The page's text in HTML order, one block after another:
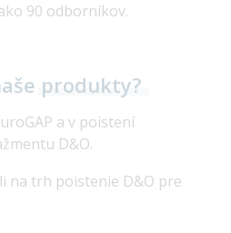
90 odborníkov.
produkty?
a v poistení
D&O.
na trh poistenie D&O pre